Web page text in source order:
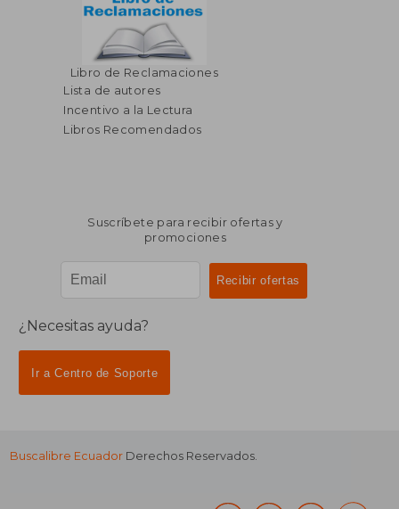
Libro de Reclamaciones
Lista de autores
Incentivo a la Lectura
Libros Recomendados
Suscríbete para recibir ofertas y
promociones
¿Necesitas ayuda?
Ir a Centro de Soporte
Buscalibre Ecuador Derechos Reservados.